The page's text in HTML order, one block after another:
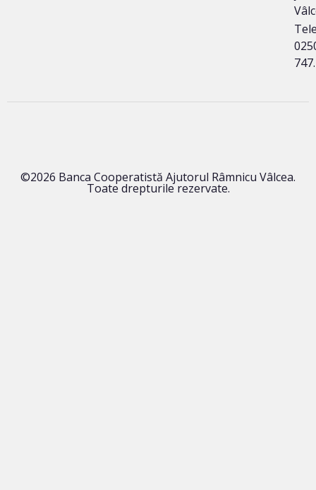
©2026 Banca Cooperatistă Ajutorul Râmnicu Vâlcea.
Toate drepturile rezervate.